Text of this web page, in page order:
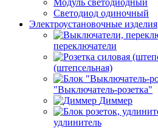
Модуль светодиодный
Светодиод одиночный
Электроустановочные изделия
переключатели
(штепсельная)
"Выключатель-розетка"
Диммер
удлинитель